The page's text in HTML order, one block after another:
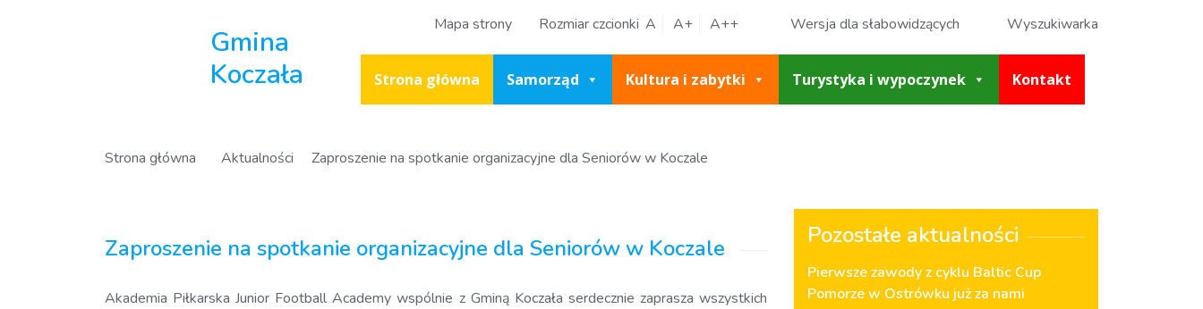
Gmina
Koczała
Mapa strony Rozmiar czcionki A A+ A++ Wersja dla słabowidzących Wyszukiwarka
Strona główna Samorząd Kultura i zabytki Turystyka i wypoczynek Kontakt
Strona główna Aktualności Zaproszenie na spotkanie organizacyjne dla Seniorów w Koczale
Zaproszenie na spotkanie organizacyjne dla Seniorów w Koczale
Akademia Piłkarska Junior Football Academy wspólnie z Gminą Koczała serdecznie zaprasza wszystkich
Pozostałe aktualności
Pierwsze zawody z cyklu Baltic Cup
Pomorze w Ostrówku już za nami